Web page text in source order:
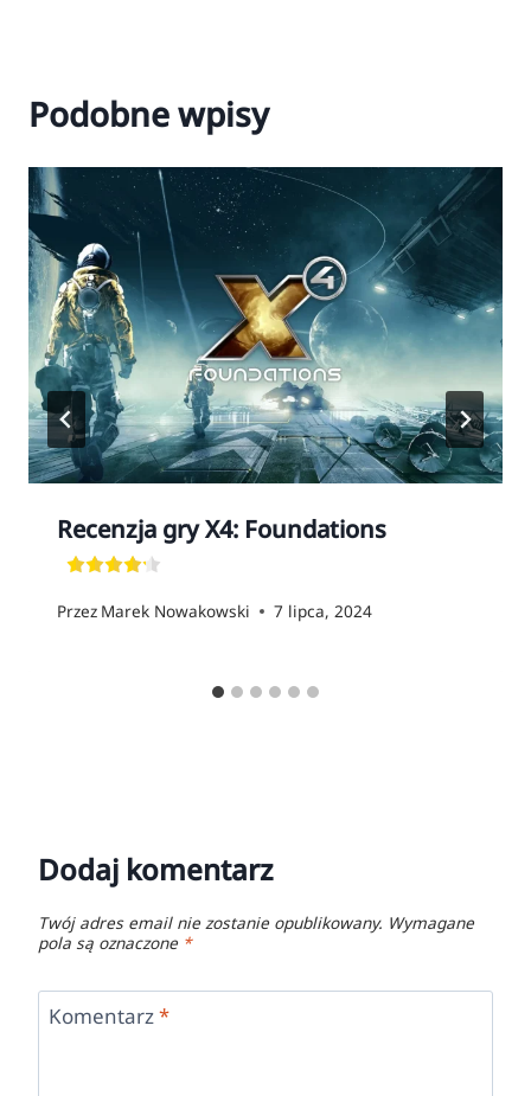
Podobne wpisy
Recenzja gry X4: Foundations
Przez Marek Nowakowski 7 lipca, 2024
Dodaj komentarz
Twój adres email nie zostanie opublikowany. Wymagane
pola są oznaczone *
Komentarz*